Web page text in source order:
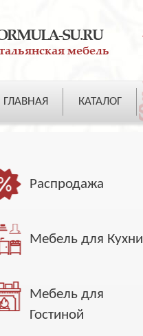
SU.RU
мебель
ГЛАВНАЯ КАТАЛОГ
Распродажа
Мебель для Кухни
Мебель для
Гостиной